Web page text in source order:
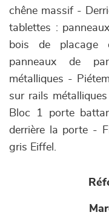
chêne massif -
tablettes :
bois de placage
panneaux de
métalliques -
sur rails
Bloc 1 porte
derrière la porte -
gris Eiffel.